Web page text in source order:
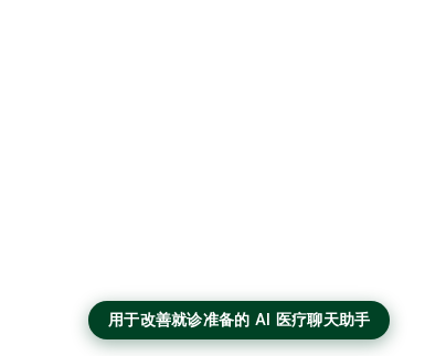
用于改善就诊准备的 AI 医疗聊天助手